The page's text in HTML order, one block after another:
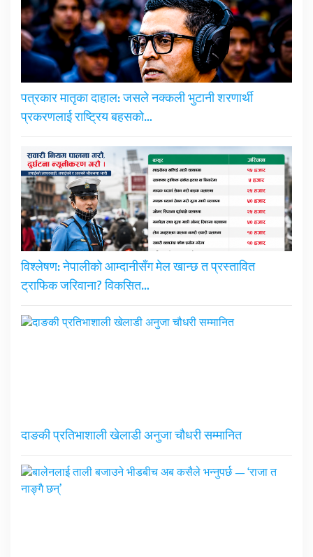
पत्रकार मातृका दाहाल: जसले नक्कली भुटानी शरणार्थी
प्रकरणलाई राष्ट्रिय बहसको…
विश्लेषण: नेपालीको आम्दानीसँग मेल खान्छ त प्रस्तावित
ट्राफिक जरिवाना? विकसित…
दाङकी प्रतिभाशाली खेलाडी अनुजा चौधरी सम्मानित